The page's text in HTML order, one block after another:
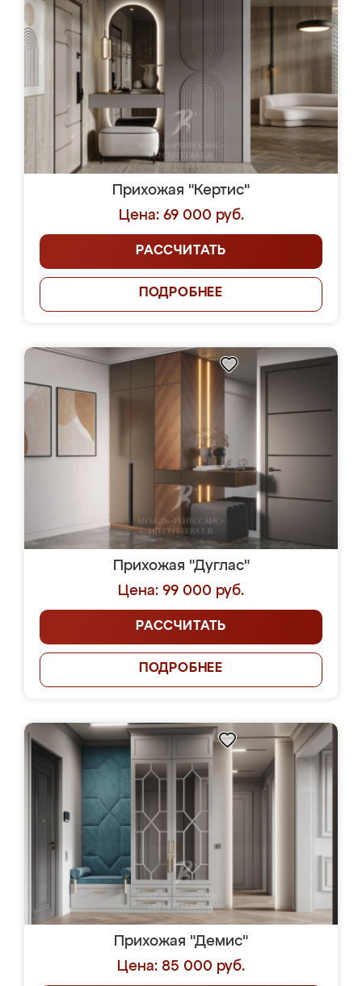
Прихожая "Кертис"
Цена: 69 000 руб.
РАССЧИТАТЬ
ПОДРОБНЕЕ
Прихожая "Дуглас"
Цена: 99 000 руб.
РАССЧИТАТЬ
ПОДРОБНЕЕ
Прихожая "Демис"
Цена: 85 000 руб.